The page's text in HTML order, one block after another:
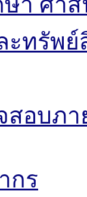
ะทรัพย์
สอบภา
กร